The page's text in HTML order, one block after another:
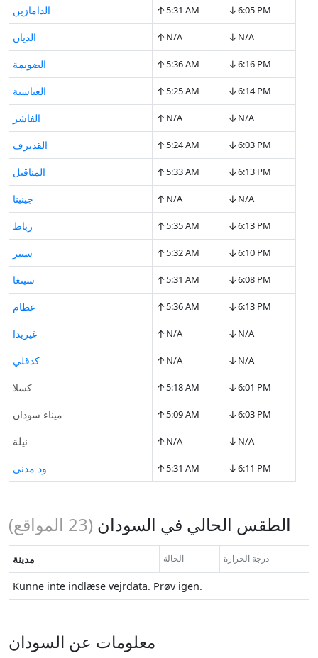
الدامازين ↑5:31 AM ↓6:05 PM
الديان ↑ N/A ↓N/A
الضويمة ↑5:36 AM ↓6:16 PM
العباسية ↑5:25 AM ↓6:14 PM
الفاشر ↑ N/A ↓N/A
القديرف ↑5:24 AM ↓6:03 PM
المناقيل ↑5:33 AM ↓6:13 PM
جينينا ↑ N/A ↓N/A
رباط ↑5:35 AM ↓6:13 PM
سننر ↑5:32 AM ↓6:10 PM
سينغا ↑5:31 AM ↓6:08 PM
عظام ↑5:36 AM ↓6:13 PM
غيريدا ↑ N/A ↓N/A
كدقلي ↑ N/A ↓N/A
كسلا ↑5:18 AM ↓6:01 PM
ميناء سودان ↑5:09 AM ↓6:03 PM
نيلة ↑ N/A ↓N/A
ود مدني ↑5:31 AM ↓6:11 PM
الطقس الحالي في السودان (
23 المواقع)
مدينة الحالة درجة الحرارة
Kunne inte indlæse vejrdata. Prøv igen.
معلومات عن السودان